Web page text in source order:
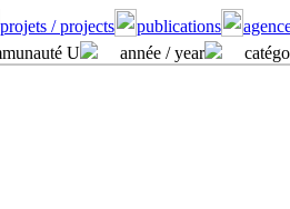
projets / projects publications
U année / year